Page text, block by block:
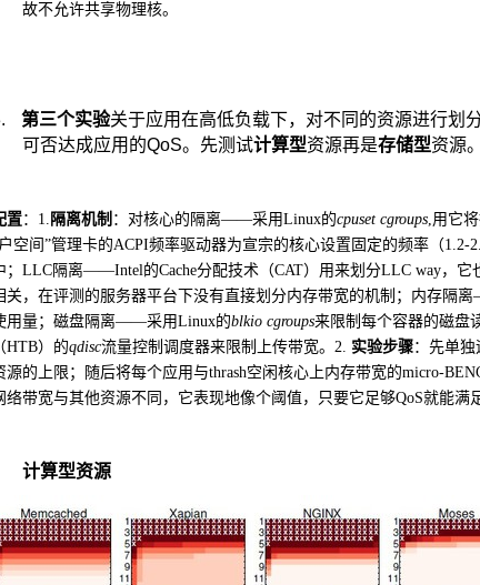
故不允许共享物理核。
第三个实验关于应用在高低负载下，对不同的资源进行划
可否达成应用的QoS。先测试计算型资源再是存储型资源。
置： 1. 隔离机制 ：对核心的隔离——采用Linux的cpuset cgroups,用它
空间”管理卡的ACPI频率驱动器为宣宗的核心设置固定的频率（1.2-
LLC隔离——Intel的Cache分配技术（CAT）用来划分LLC way，它
关，在评测的服务器平台下没有直接划分内存带宽的机制；内存隔
用量；磁盘隔离——采用Linux的blkio cgroups来限制每个容器的磁盘
HTB）的qdisc流量控制调度器来限制上传带宽。 2. 实验步骤：先单
源的上限；随后将每个应用与thrash空闲核心上内存带宽的micro-
络带宽与其他资源不同，它表现地像个阈值，只要它足够QoS就能满
计算型资源